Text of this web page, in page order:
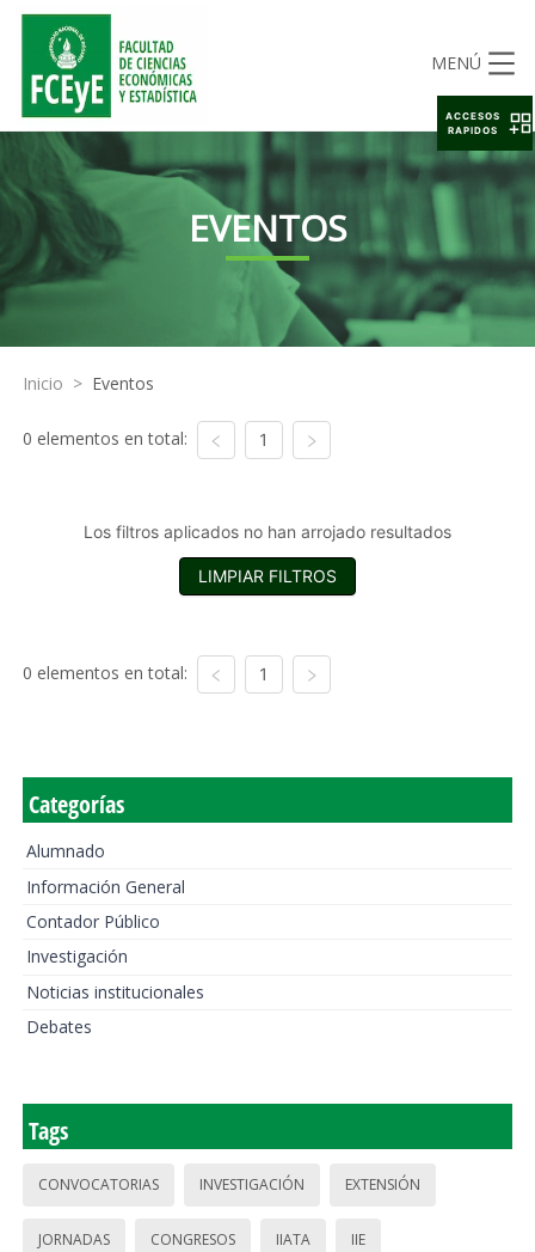
MENÚ
EVENTOS
Inicio > Eventos
0 elementos en total: 1
Los filtros aplicados no han arrojado resultados
LIMPIAR FILTROS
0 elementos en total: 1
Categorías
Alumnado
Información General
Contador Público
Investigación
Noticias institucionales
Debates
Tags
CONVOCATORIAS INVESTIGACIÓN EXTENSIÓN
JORNADAS CONGRESOS IIATA IIE
ACCESOS
RAPIDOS